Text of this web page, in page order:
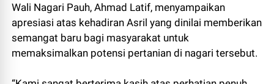
Wali Nagari Pauh, Ahmad Latif, menyampaikan
apresiasi atas kehadiran Asril yang dinilai memberikan
semangat baru bagi masyarakat untuk
memaksimalkan potensi pertanian di nagari tersebut.